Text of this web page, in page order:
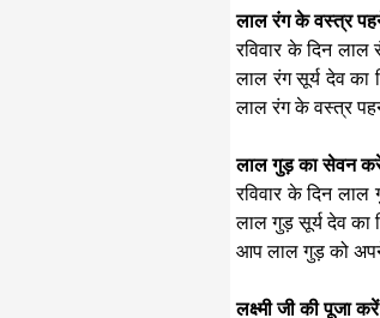
लाल रंग के वस्त्र
रविवार के दिन
लाल रंग सूर्य देव का
लाल रंग के वस्त्र
लाल गुड़ का सेवन
रविवार के दिन
लाल गुड़ सूर्य देव का
आप लाल गुड़ को
लक्ष्मी जी की पूजा करें